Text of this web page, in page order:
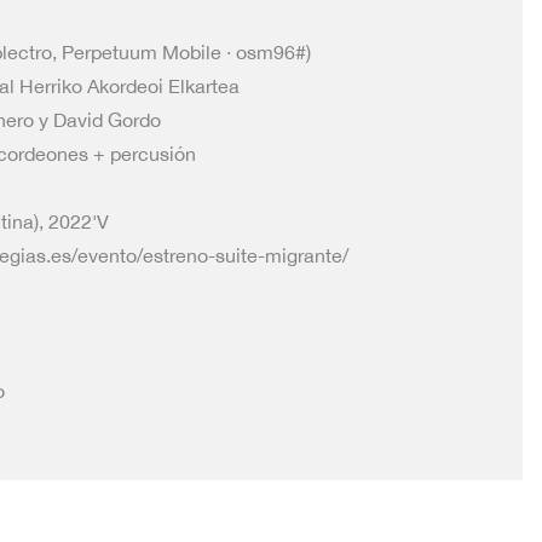
Perpetuum Mobile · osm96#)
Herriko Akordeoi Elkartea
y David Gordo
+ percusión
2022'V
evento/estreno-suite-migrante/